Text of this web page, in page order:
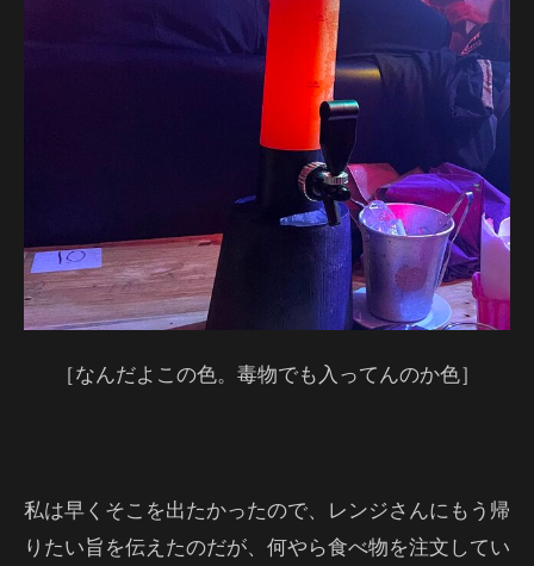
［なんだよこの色。毒物でも入ってんのか色］
私は早くそこを出たかったので、レンジさんにもう帰
りたい旨を伝えたのだが、何やら食べ物を注文してい